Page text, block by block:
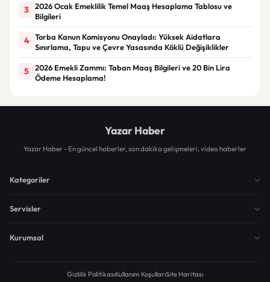
3
2026 Ocak Emeklilik Temel Maaş Hesaplama Tablosu ve
Bilgileri
4
Torba Kanun Komisyonu Onayladı: Yüksek Aidatlara
Sınırlama, Tapu ve Çevre Yasasında Köklü Değişiklikler
5
2026 Emekli Zammı: Taban Maaş Bilgileri ve 20 Bin Lira
Ödeme Hesaplama!
Yazar Haber
Yazar Haber - En güncel haberler, son dakika gelişmeleri, video haberler
Kategoriler
Servisler
Kurumsal
Gizlilik PolitikasıKullanım KoşullarıSite Haritası